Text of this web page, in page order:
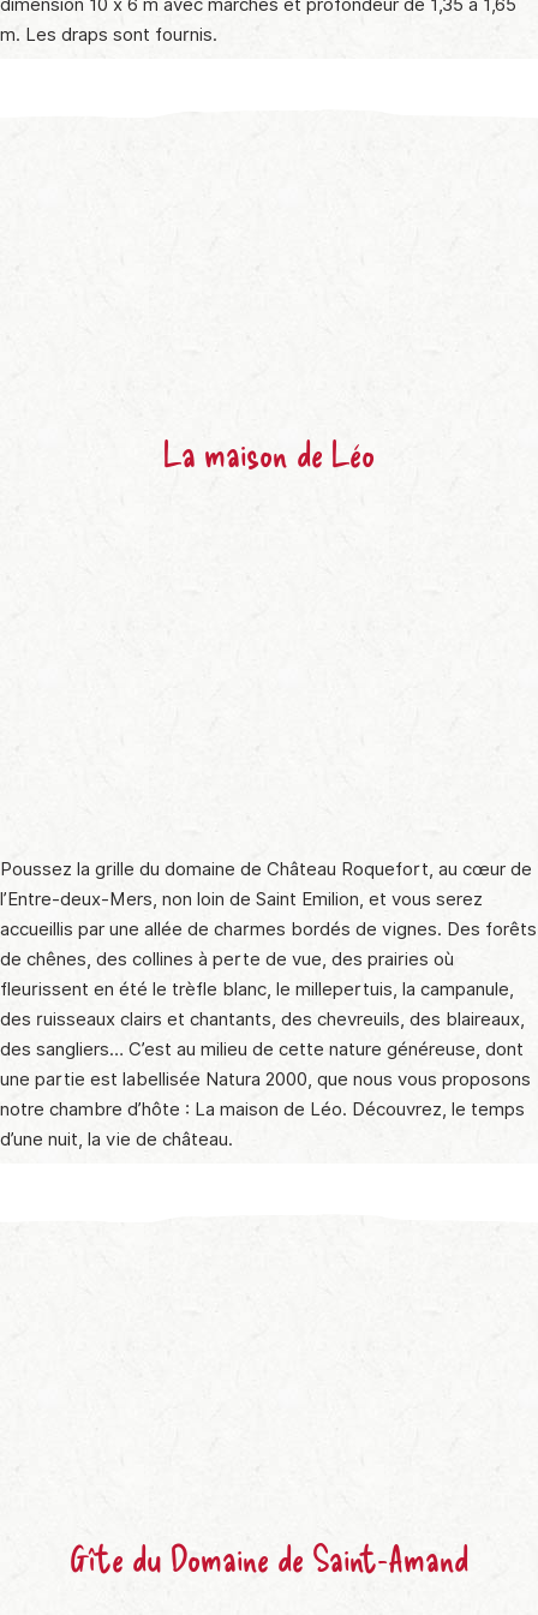
m. Les draps sont fournis.
La maison de Léo
Poussez la grille du domaine de Château Roquefort, au cœur de
l’Entre-deux-Mers, non loin de Saint Emilion, et vous serez
accueillis par une allée de charmes bordés de vignes. Des forêts
de chênes, des collines à perte de vue, des prairies où
fleurissent en été le trèfle blanc, le millepertuis, la campanule,
des ruisseaux clairs et chantants, des chevreuils, des blaireaux,
des sangliers… C’est au milieu de cette nature généreuse, dont
une partie est labellisée Natura 2000, que nous vous proposons
notre chambre d’hôte : La maison de Léo. Découvrez, le temps
d’une nuit, la vie de château.
Gîte du Domaine de Saint-Amand